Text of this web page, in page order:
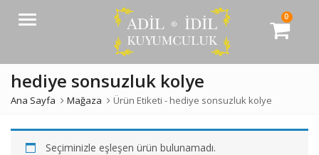
Menü 0
hediye sonsuzluk kolye
Ana Sayfa Mağaza Ürün Etiketi - hediye sonsuzluk kolye
Seçiminizle eşleşen ürün bulunamadı.